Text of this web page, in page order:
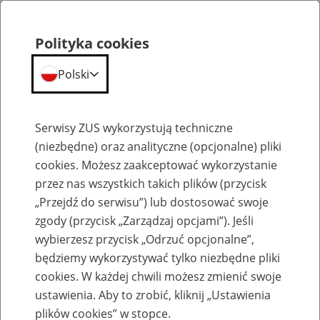
Emerytury
Baza zlikwidowanych lub
przekształconych zakładów pracy
Polityka cookies
Polski
Serwisy ZUS wykorzystują techniczne
(niezbędne) oraz analityczne (opcjonalne) pliki
cookies. Możesz zaakceptować wykorzystanie
przez nas wszystkich takich plików (przycisk
„Przejdź do serwisu”) lub dostosować swoje
zgody (przycisk „Zarządzaj opcjami”). Jeśli
wybierzesz przycisk „Odrzuć opcjonalne”,
będziemy wykorzystywać tylko niezbędne pliki
cookies. W każdej chwili możesz zmienić swoje
ustawienia. Aby to zrobić, kliknij „Ustawienia
plików cookies” w stopce.